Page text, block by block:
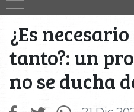
¿Es
tanto?: un
no se ducha